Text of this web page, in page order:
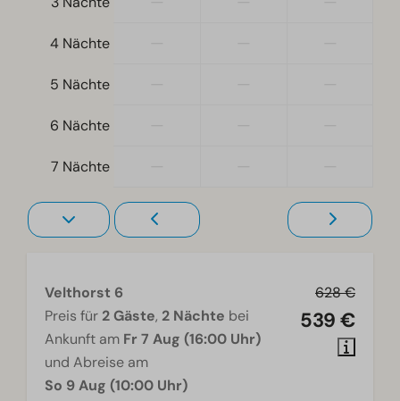
Schlafzimmer unten: 2
Fernseher
4 Nächte
5 Nächte
6 Nächte
7 Nächte
628 €
539 €
Velthorst 6
Preis für 2 Gäste, 2 Nächte bei
Ankunft am Fr 7 Aug (16:00 Uhr)
und Abreise am
So 9 Aug (10:00 Uhr)